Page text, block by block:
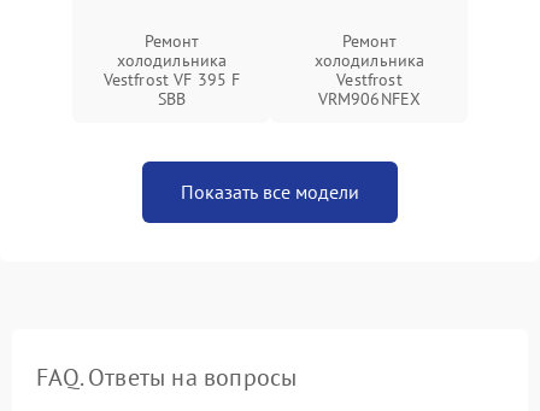
Ремонт
холодильника
Vestfrost VF 395 F
SBB
Ремонт
холодильника
Vestfrost
VRM906NFEX
Показать все модели
FAQ. Ответы на вопросы